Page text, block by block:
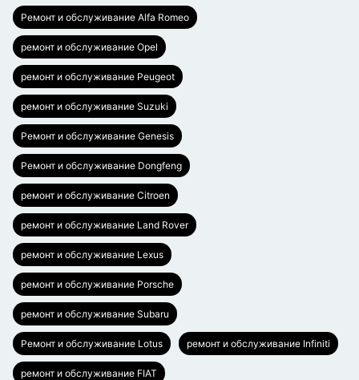
Ремонт и обслуживание Alfa Romeo
ремонт и обслуживание Opel
ремонт и обслуживание Peugeot
ремонт и обслуживание Suzuki
Ремонт и обслуживание Genesis
Ремонт и обслуживание Dongfeng
ремонт и обслуживание Citroen
ремонт и обслуживание Land Rover
ремонт и обслуживание Lexus
ремонт и обслуживание Porsche
ремонт и обслуживание Subaru
Ремонт и обслуживание Lotus ремонт и обслуживание Infiniti
ремонт и обслуживание FIAT